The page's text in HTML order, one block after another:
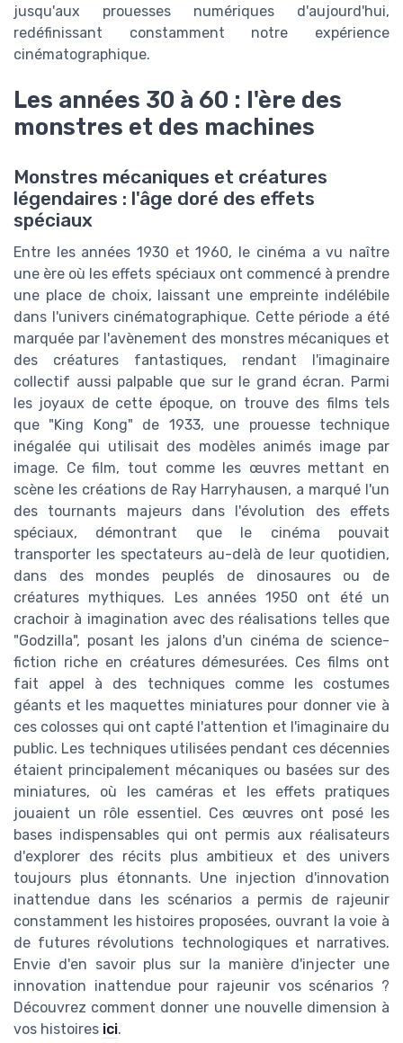
jusqu'aux prouesses numériques d'aujourd'hui,
redéfinissant constamment notre expérience
cinématographique.
Les années 30 à 60 : l'ère des
monstres et des machines
Monstres mécaniques et créatures
légendaires : l'âge doré des effets
spéciaux
Entre les années 1930 et 1960, le cinéma a vu naître
une ère où les effets spéciaux ont commencé à prendre
une place de choix, laissant une empreinte indélébile
dans l'univers cinématographique. Cette période a été
marquée par l'avènement des monstres mécaniques et
des créatures fantastiques, rendant l'imaginaire
collectif aussi palpable que sur le grand écran. Parmi
les joyaux de cette époque, on trouve des films tels
que "King Kong" de 1933, une prouesse technique
inégalée qui utilisait des modèles animés image par
image. Ce film, tout comme les œuvres mettant en
scène les créations de Ray Harryhausen, a marqué l'un
des tournants majeurs dans l'évolution des effets
spéciaux, démontrant que le cinéma pouvait
transporter les spectateurs au-delà de leur quotidien,
dans des mondes peuplés de dinosaures ou de
créatures mythiques. Les années 1950 ont été un
crachoir à imagination avec des réalisations telles que
"Godzilla", posant les jalons d'un cinéma de science-
fiction riche en créatures démesurées. Ces films ont
fait appel à des techniques comme les costumes
géants et les maquettes miniatures pour donner vie à
ces colosses qui ont capté l'attention et l'imaginaire du
public. Les techniques utilisées pendant ces décennies
étaient principalement mécaniques ou basées sur des
miniatures, où les caméras et les effets pratiques
jouaient un rôle essentiel. Ces œuvres ont posé les
bases indispensables qui ont permis aux réalisateurs
d'explorer des récits plus ambitieux et des univers
toujours plus étonnants. Une injection d'innovation
inattendue dans les scénarios a permis de rajeunir
constamment les histoires proposées, ouvrant la voie à
de futures révolutions technologiques et narratives.
Envie d'en savoir plus sur la manière d'injecter une
innovation inattendue pour rajeunir vos scénarios ?
Découvrez comment donner une nouvelle dimension à
vos histoires ici.